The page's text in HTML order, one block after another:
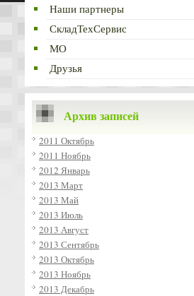
Наши партнеры
СкладТехСервис
МО
Друзья
Архив записей
2011 Октябрь
2011 Ноябрь
2012 Январь
2013 Март
2013 Май
2013 Июль
2013 Август
2013 Сентябрь
2013 Октябрь
2013 Ноябрь
2013 Декабрь